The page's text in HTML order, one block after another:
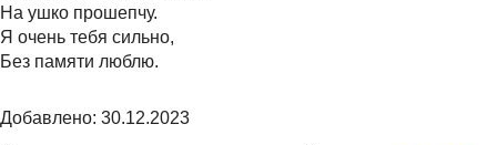
На ушко прошепчу.
Я очень тебя сильно,
Без памяти люблю.
Добавлено: 30.12.2023